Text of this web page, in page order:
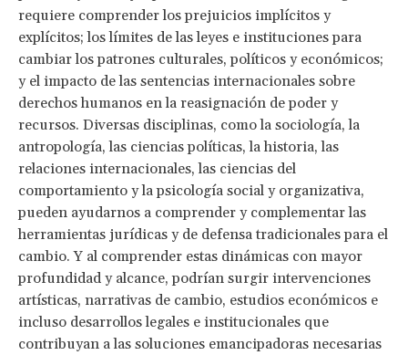
requiere comprender los prejuicios implícitos y
explícitos; los límites de las leyes e instituciones para
cambiar los patrones culturales, políticos y económicos;
y el impacto de las sentencias internacionales sobre
derechos humanos en la reasignación de poder y
recursos. Diversas disciplinas, como la sociología, la
antropología, las ciencias políticas, la historia, las
relaciones internacionales, las ciencias del
comportamiento y la psicología social y organizativa,
pueden ayudarnos a comprender y complementar las
herramientas jurídicas y de defensa tradicionales para el
cambio. Y al comprender estas dinámicas con mayor
profundidad y alcance, podrían surgir intervenciones
artísticas, narrativas de cambio, estudios económicos e
incluso desarrollos legales e institucionales que
contribuyan a las soluciones emancipadoras necesarias